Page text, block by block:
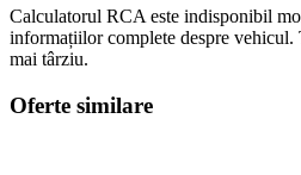
Calculatorul RCA este indisponibil
informațiilor complete despre vehicul.
mai târziu.
Oferte similare